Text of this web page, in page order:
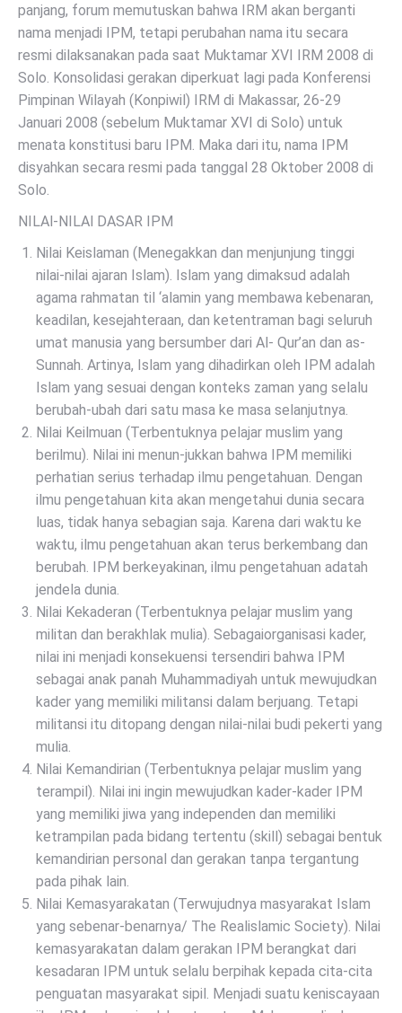
panjang, forum memutuskan bahwa IRM akan berganti
nama menjadi IPM, tetapi perubahan nama itu secara
resmi dilaksanakan pada saat Muktamar XVI IRM 2008 di
Solo. Konsolidasi gerakan diperkuat lagi pada Konferensi
Pimpinan Wilayah (Konpiwil) IRM di Makassar, 26-29
Januari 2008 (sebelum Muktamar XVI di Solo) untuk
menata konstitusi baru IPM. Maka dari itu, nama IPM
disyahkan secara resmi pada tanggal 28 Oktober 2008 di
Solo.
NILAl-NILAl DASAR IPM
Nilai Keislaman (Menegakkan dan menjunjung tinggi
nilai-nilai ajaran Islam). Islam yang dimaksud adalah
agama rahmatan til ‘alamin yang membawa kebenaran,
keadilan, kesejahteraan, dan ketentraman bagi seluruh
umat manusia yang bersumber dari Al- Qur’an dan as-
Sunnah. Artinya, Islam yang dihadirkan oleh IPM adalah
Islam yang sesuai dengan konteks zaman yang selalu
berubah-ubah dari satu masa ke masa selanjutnya.
Nilai Keilmuan (Terbentuknya pelajar muslim yang
berilmu). Nilai ini menun-jukkan bahwa IPM memiliki
perhatian serius terhadap ilmu pengetahuan. Dengan
ilmu pengetahuan kita akan mengetahui dunia secara
luas, tidak hanya sebagian saja. Karena dari waktu ke
waktu, ilmu pengetahuan akan terus berkembang dan
berubah. IPM berkeyakinan, ilmu pengetahuan adatah
jendela dunia.
Nilai Kekaderan (Terbentuknya pelajar muslim yang
militan dan berakhlak mulia). Sebagaiorganisasi kader,
nilai ini menjadi konsekuensi tersendiri bahwa IPM
sebagai anak panah Muhammadiyah untuk mewujudkan
kader yang memiliki militansi dalam berjuang. Tetapi
militansi itu ditopang dengan nilai-nilai budi pekerti yang
mulia.
Nilai Kemandirian (Terbentuknya pelajar muslim yang
terampil). Nilai ini ingin mewujudkan kader-kader IPM
yang memiliki jiwa yang independen dan memiliki
ketrampilan pada bidang tertentu (skill) sebagai bentuk
kemandirian personal dan gerakan tanpa tergantung
pada pihak lain.
Nilai Kemasyarakatan (Terwujudnya masyarakat Islam
yang sebenar-benarnya/ The Realislamic Society). Nilai
kemasyarakatan dalam gerakan IPM berangkat dari
kesadaran IPM untuk selalu berpihak kepada cita-cita
penguatan masyarakat sipil. Menjadi suatu keniscayaan